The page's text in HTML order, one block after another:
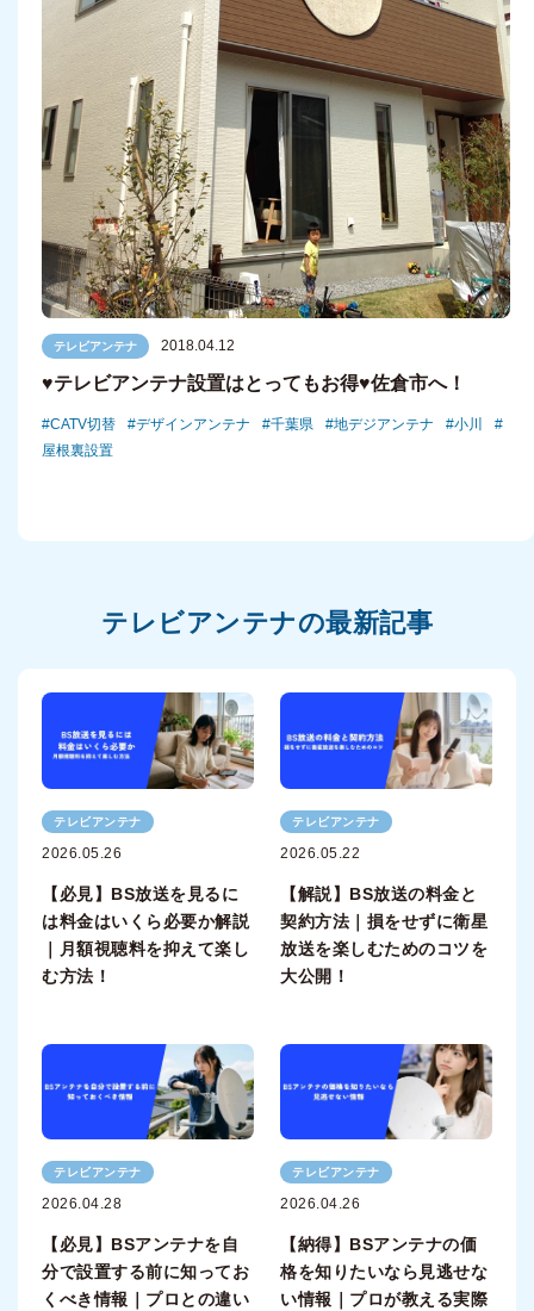
テレビアンテナ 2018.04.12
♥テレビアンテナ設置はとってもお得♥佐倉市へ！
CATV切替 デザインアンテナ 千葉県 地デジアンテナ
小川
屋根裏設置
テレビアンテナの最新記事
テレビアンテナ
2026.05.26
【必見】BS放送を見るに
は料金はいくら必要か解説
｜月額視聴料を抑えて楽し
む方法！
テレビアンテナ
2026.05.22
【解説】BS放送の料金と
契約方法｜損をせずに衛星
放送を楽しむためのコツを
大公開！
テレビアンテナ
2026.04.28
【必見】BSアンテナを自
分で設置する前に知ってお
くべき情報｜プロとの違い
テレビアンテナ
2026.04.26
【納得】BSアンテナの価
格を知りたいなら見逃せな
い情報｜プロが教える実際